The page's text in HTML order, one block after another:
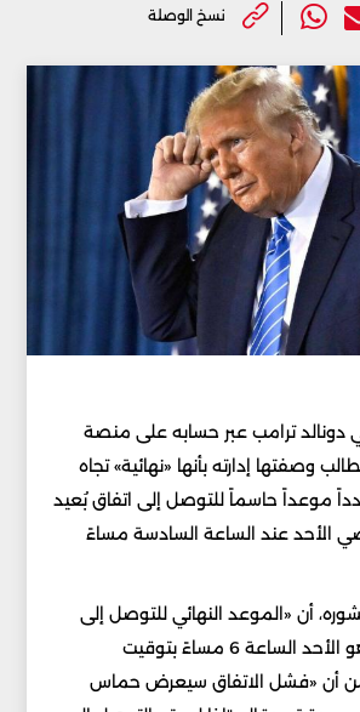
نسخ الوصلة
دونالد ترامب عبر حسابه على منصة
وصفتها إدارته بأنها «نهائية» تجاه
موعداً حاسماً للتوصل إلى اتفاق بُعيد
الأحد عند الساعة السادسة مساءً
أن «الموعد النهائي للتوصل إلى
اتفاق مع حماس هو الأحد الساعة 6 مساءً بتوقيت
أن «فشل الاتفاق سيعرض حماس